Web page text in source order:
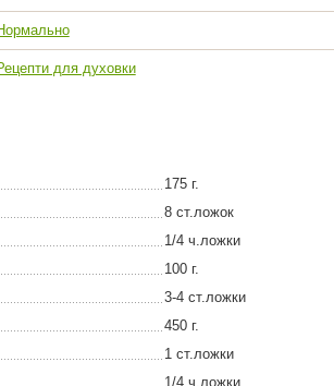
для духовки
175 г.
8 ст.ложок
1/4 ч.ложки
100 г.
3-4 ст.ложки
450 г.
1 ст.ложки
1/4 ч.ложки